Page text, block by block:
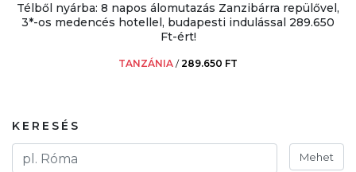
Télből nyárba: 8 napos álomutazás Zanzibárra repülővel,
3*-os medencés hotellel, budapesti indulással 289.650
Ft-ért!
TANZÁNIA /289.650 FT
KERESÉS
Mehet